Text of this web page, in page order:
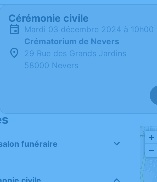
Cérémonie civile
mardi 03 décembre 2024 à 10h00
Crématorium de Nevers
29 Rue des Grands Jardins
58000 Nevers
funéraire
civile
+
−